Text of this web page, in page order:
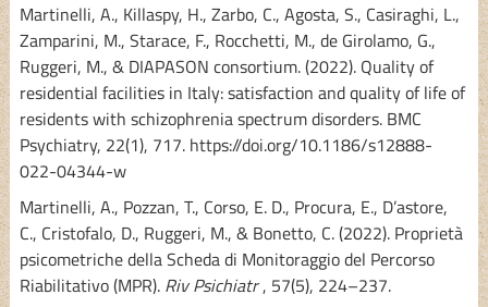
Martinelli, A., Killaspy, H., Zarbo, C., Agosta, S., Casiraghi, L.,
Zamparini, M., Starace, F., Rocchetti, M., de Girolamo, G.,
Ruggeri, M., & DIAPASON consortium. (2022). Quality of
residential facilities in Italy: satisfaction and quality of life of
residents with schizophrenia spectrum disorders. BMC
Psychiatry, 22(1), 717. https://doi.org/10.1186/s12888-
022-04344-w
Martinelli, A., Pozzan, T., Corso, E. D., Procura, E., D’astore,
C., Cristofalo, D., Ruggeri, M., & Bonetto, C. (2022). Proprietà
psicometriche della Scheda di Monitoraggio del Percorso
Riabilitativo (MPR). Riv Psichiatr, 57(5), 224–237.